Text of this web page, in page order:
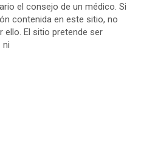
el consejo de un médico. Si
contenida en este sitio, no
ello. El sitio pretende ser
ni